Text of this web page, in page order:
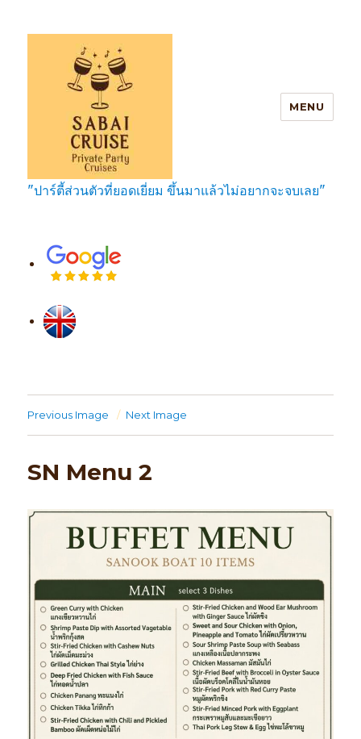
SabaiCruise Private Party Cruises
MENU
"ปาร์ตี้ส่วนตัวที่ยอดเยี่ยม ขึ้นมาแล้วไม่อยากจะจบเลย"
Previous Image Next Image
SN Menu 2